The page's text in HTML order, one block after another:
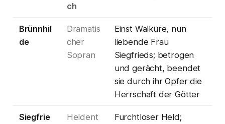
ch
Brünnhil
de
Dramatis
cher
Sopran
Einst Walküre, nun
liebende Frau
Siegfrieds; betrogen
und gerächt, beendet
sie durch ihr Opfer die
Herrschaft der Götter
Siegfrie
Heldent
Furchtloser Held;